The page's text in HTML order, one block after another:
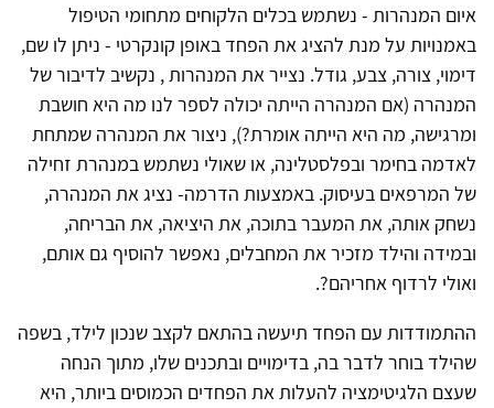
איום המנהרות - נשתמש בכלים הלקוחים מתחומי הטיפול
באמנויות על מנת להציג את הפחד באופן קונקרטי - ניתן לו שם,
דימוי, צורה, צבע, גודל. נצייר את המנהרות , נקשיב לדיבור של
המנהרה (אם המנהרה הייתה יכולה לספר לנו מה היא חושבת
ומרגישה, מה היא הייתה אומרת?), ניצור את המנהרה שמתחת
לאדמה בחימר ובפלסטלינה, או שאולי נשתמש במנהרת זחילה
של המרפאים בעיסוק. באמצעות הדרמה- נציג את המנהרה,
נשחק אותה, את המעבר בתוכה, את היציאה, את הבריחה,
ובמידה והילד מזכיר את המחבלים, נאפשר להוסיף גם אותם,
ואולי לרדוף אחריהם?.
ההתמודדות עם הפחד תיעשה בהתאם לקצב שנכון לילד, בשפה
שהילד בוחר לדבר בה, בדימויים ובתכנים שלו, מתוך הנחה
שעצם הלגיטימציה להעלות את הפחדים הכמוסים ביותר, היא